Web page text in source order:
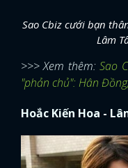
Sao Cbiz cưới bạn
Lâm
>>> Xem thêm:Sao
"phản chủ": Hân
Hoắc Kiến Hoa -